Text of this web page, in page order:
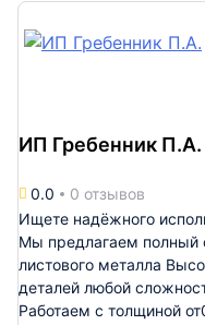
Максимальный вес
толщина 0,5 мм до 70
углом.
материалы: стэф,
ИП Гребенник П.А.
0.0
0 отзывов
Ищете надёжного
Мы предлагаем полный
листового металла
деталей любой
Работаем с толщиной